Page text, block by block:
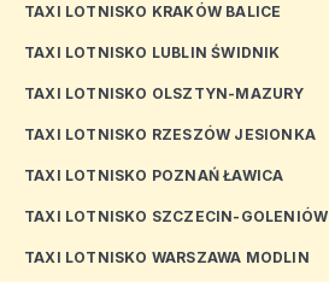
TAXI LOTNISKO KRAKÓW BALICE
TAXI LOTNISKO LUBLIN ŚWIDNIK
TAXI LOTNISKO OLSZTYN-MAZURY
TAXI LOTNISKO RZESZÓW JESIONKA
TAXI LOTNISKO POZNAŃ ŁAWICA
TAXI LOTNISKO SZCZECIN-GOLENIÓW
TAXI LOTNISKO WARSZAWA MODLIN